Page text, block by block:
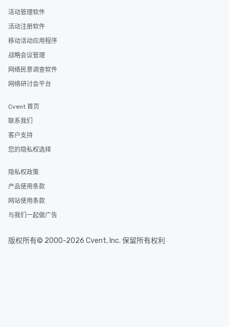
活动管理软件
活动注册软件
移动活动应用程序
战略会议管理
网络民意调查软件
网络研讨会平台
Cvent 首页
联系我们
客户支持
您的隐私权选择
隐私权政策
产品使用条款
网站使用条款
与我们一起做广告
版权所有© 2000-2026 Cvent, Inc. 保留所有权利